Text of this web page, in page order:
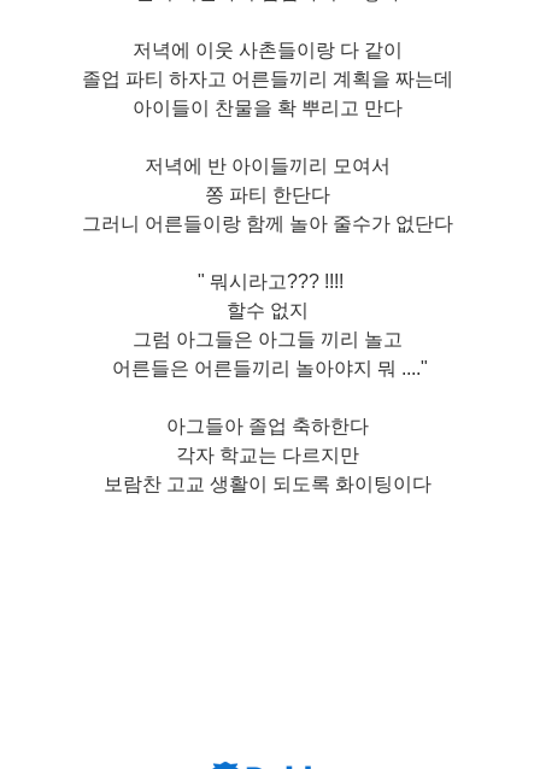
저녁에 이웃 사촌들이랑 다 같이
졸업 파티 하자고 어른들끼리 계획을 짜는데
아이들이 찬물을 확 뿌리고 만다
저녁에 반 아이들끼리 모여서
쫑 파티 한단다
그러니 어른들이랑 함께 놀아 줄수가 없단다
" 뭐시라고??? !!!!
할수 없지
그럼 아그들은 아그들 끼리 놀고
어른들은 어른들끼리 놀아야지 뭐 ...."
아그들아 졸업 축하한다
각자 학교는 다르지만
보람찬 고교 생활이 되도록 화이팅이다